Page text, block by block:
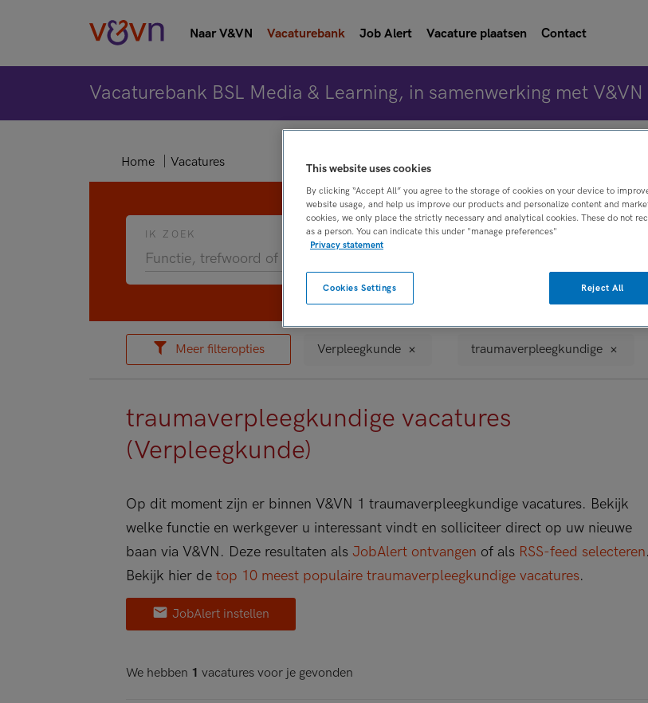
Naar V&VN Vacaturebank Job Alert Vacature plaatsen Contact
Vacaturebank BSL Media & Learning, in samenwerking met V&VN
Home Vacatures
IK ZOEK WAAR
Meer filteropties Verpleegkunde traumaverpleegkundige
traumaverpleegkundige vacatures
(Verpleegkunde)
Op dit moment zijn er binnen V&VN 1 traumaverpleegkundige vacatures. Bekijk
welke functie en werkgever u interessant vindt en solliciteer direct op uw nieuwe
baan via V&VN . Deze resultaten als JobAlert ontvangen of als RSS-feed selecteren.
Bekijk hier de top 10 meest populaire traumaverpleegkundige vacatures.
JobAlert instellen
We hebben 1 vacatures voor je gevonden
This website uses cookies
By clicking “Accept All” you agree to the storage of cookies on your device to
website usage, and help us improve our products and personalize content and
cookies, we only place the strictly necessary and analytical cookies. These do not
as a person. You can indicate this under "manage preferences"
Privacy statement
Reject All
Cookies Settings